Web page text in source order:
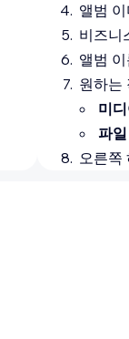
앨범
비즈니
앨범
원하는
미
파
오른쪽